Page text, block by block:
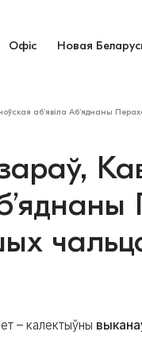
Офіс Новая
аб’явіла Аб’яднаны
– калектыўны